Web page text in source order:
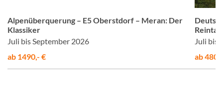
Alpenüberquerung – E5 Oberstdorf – Meran: Der
Klassiker
Juli bis September 2026
ab 1490,- €
Reintal
Juli bis
ab